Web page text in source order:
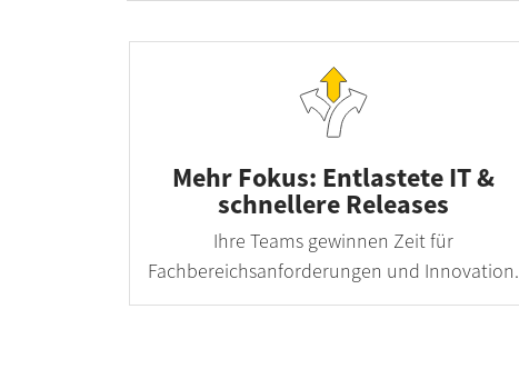
Mehr Fokus: Entlastete IT &
schnellere Releases
Ihre Teams gewinnen Zeit für
Fachbereichsanforderungen und Innovation.